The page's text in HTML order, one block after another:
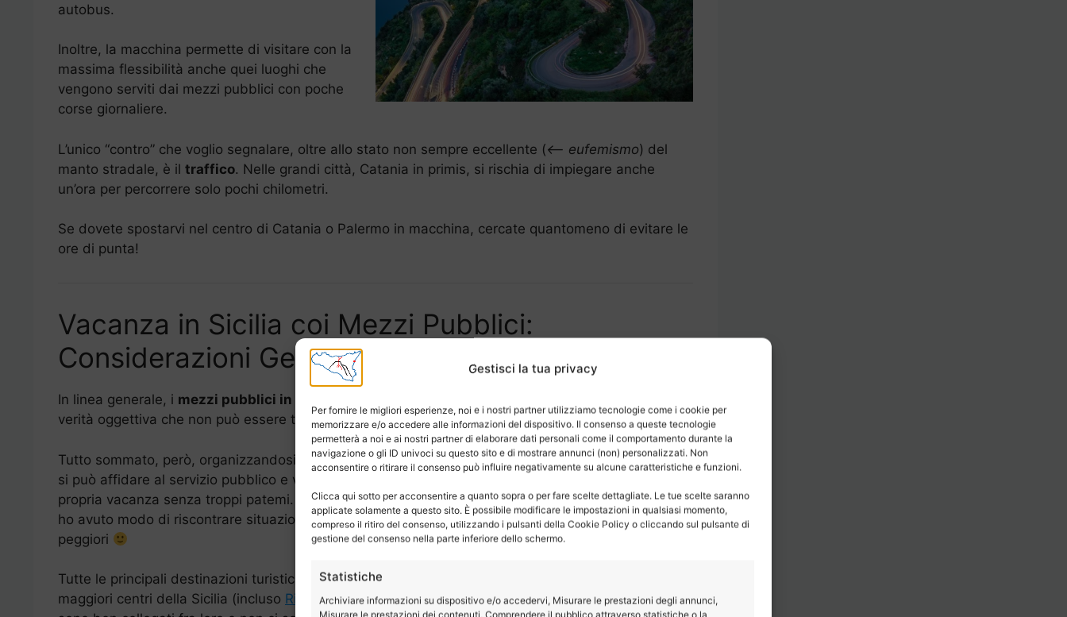
Gestisci la tua privacy
Per fornire le migliori esperienze, noi e i nostri partner utilizziamo tecnologie come i cookie per
memorizzare e/o accedere alle informazioni del dispositivo. Il consenso a queste tecnologie
permetterà a noi e ai nostri partner di elaborare dati personali come il comportamento durante la
navigazione o gli ID univoci su questo sito e di mostrare annunci (non) personalizzati. Non
acconsentire o ritirare il consenso può influire negativamente su alcune caratteristiche e funzioni.
Clicca qui sotto per acconsentire a quanto sopra o per fare scelte dettagliate. Le tue scelte saranno
applicate solamente a questo sito. È possibile modificare le impostazioni in qualsiasi momento,
compreso il ritiro del consenso, utilizzando i pulsanti della Cookie Policy o cliccando sul pulsante di
gestione del consenso nella parte inferiore dello schermo.
Statistiche
Archiviare informazioni su dispositivo e/o accedervi, Misurare le prestazioni degli annunci,
Misurare le prestazioni dei contenuti, Comprendere il pubblico attraverso statistiche o la
autobus.
Inoltre, la macchina permette di visitare con la
massima flessibilità anche quei luoghi che
vengono serviti dai mezzi pubblici con poche
corse giornaliere.
L’unico “contro” che voglio segnalare, oltre allo stato non sempre eccellente (<– eufemismo) del
manto stradale, è il traffico. Nelle grandi città, Catania in primis, si rischia di impiegare anche
un’ora per percorrere solo pochi chilometri.
Se dovete spostarvi nel centro di Catania o Palermo in macchina, cercate quantomeno di evitare le
ore di punta!
Vacanza in Sicilia coi Mezzi Pubblici:
Considerazioni Generali
In linea generale, i mezzi pubblici in Sicilia
verità oggettiva che non può essere taciuta.
Tutto sommato, però, organizzandosi bene, ci
si può affidare al servizio pubblico e vivere la
propria vacanza senza troppi patemi. In Europa,
ho avuto modo di riscontrare situazioni ben
peggiori
Tutte le principali destinazioni turistiche ed i
maggiori centri della Sicilia (incluso Riposto)